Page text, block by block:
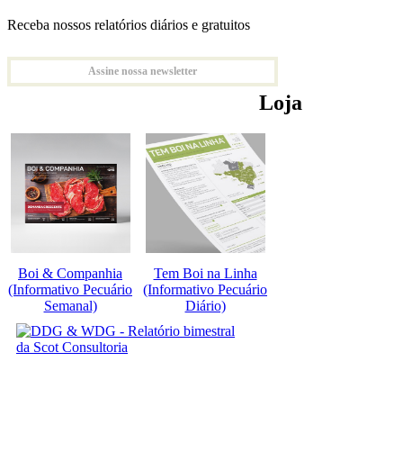
Receba nossos relatórios diários e gratuitos
Assine nossa newsletter
Loja
Boi & Companhia
(Informativo Pecuário
Semanal)
Tem Boi na Linha
(Informativo Pecuário
Diário)